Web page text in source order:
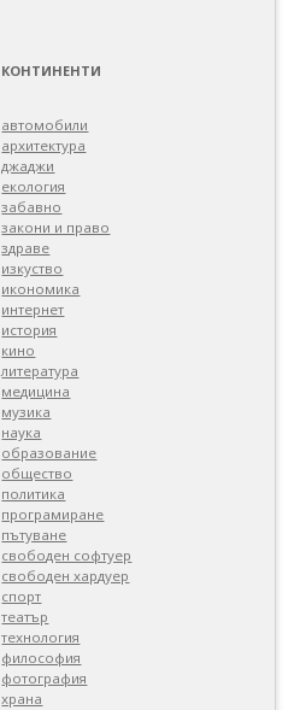
КОНТИНЕНТИ
автомобили
архитектура
джаджи
екология
забавно
закони и право
здраве
изкуство
икономика
интернет
история
кино
литература
медицина
музика
наука
образование
общество
политика
програмиране
пътуване
свободен софтуер
свободен хардуер
спорт
театър
технология
философия
фотография
храна